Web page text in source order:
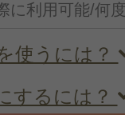
に利用可能/何
使うには？
するには？